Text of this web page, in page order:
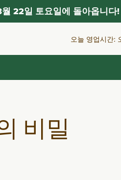
오늘 영업시간:
비밀
22일 토요일에 돌아옵니